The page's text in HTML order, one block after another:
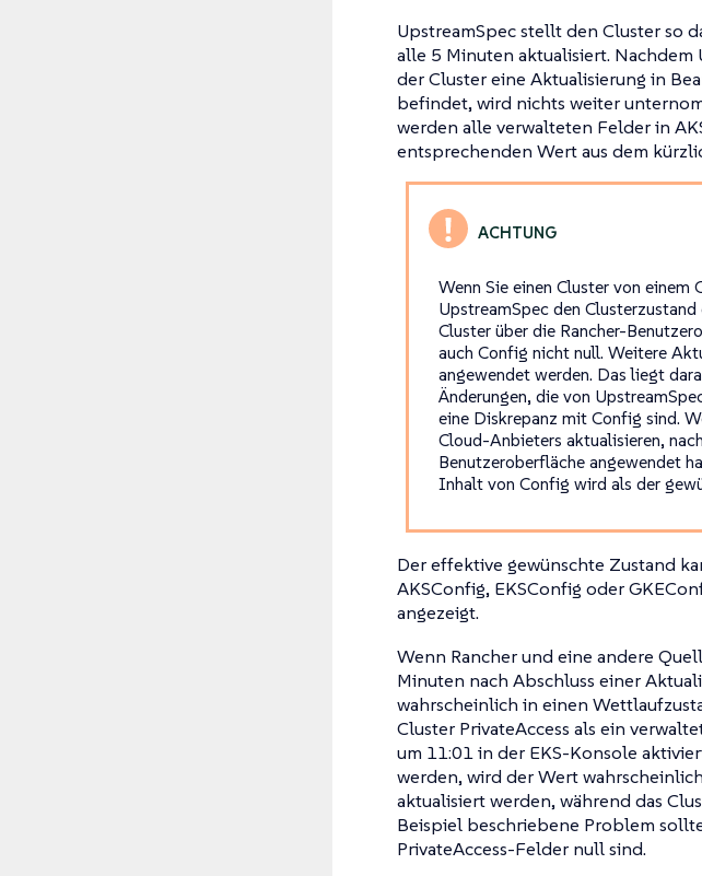
UpstreamSpec stellt den Cluster so
alle 5 Minuten aktualisiert.
der Cluster eine Aktualisierung in
befindet, wird nichts weiter
werden alle verwalteten Felder in
entsprechenden Wert aus dem
Wenn Sie einen Cluster von
UpstreamSpec den
Cluster über die Rancher-
auch Config nicht null. Weitere
angewendet werden. Das liegt
Änderungen, die von
eine Diskrepanz mit Config sind.
Cloud-Anbieters aktualisieren,
Benutzeroberfläche angewendet
Inhalt von Config wird als der
Der effektive gewünschte Zustand
AKSConfig, EKSConfig oder
angezeigt.
Wenn Rancher und eine andere
Minuten nach Abschluss einer
wahrscheinlich in einen
Cluster PrivateAccess als ein
um 11:01 in der EKS-Konsole
werden, wird der Wert
aktualisiert werden, während das
Beispiel beschriebene Problem
PrivateAccess-Felder null sind.